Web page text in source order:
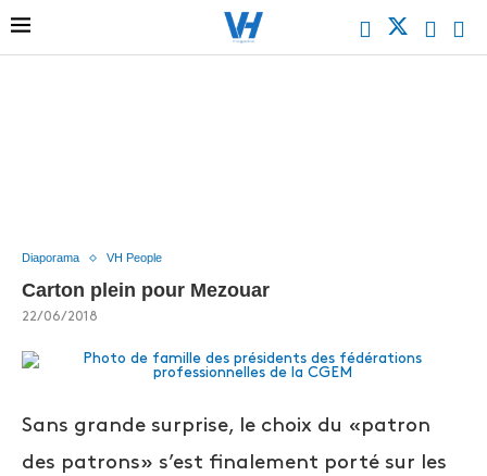
Diaporama VH People
Carton plein pour Mezouar
22/06/2018
Sans grande surprise, le choix du «patron
des patrons» s’est finalement porté sur les